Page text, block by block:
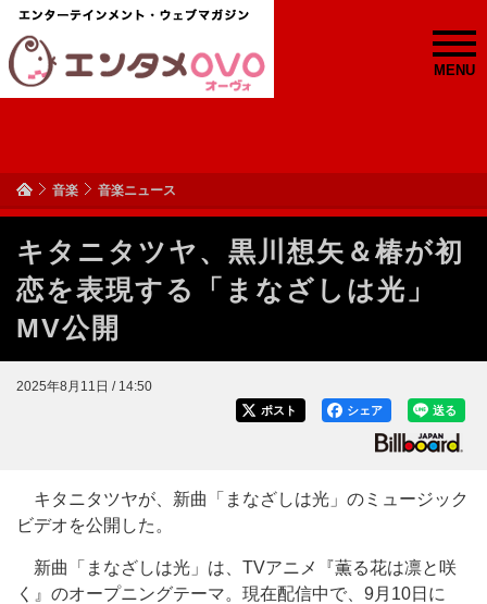
MENU
音楽 音楽ニュース
キタニタツヤ、黒川想矢＆椿が初
恋を表現する「まなざしは光」
MV公開
2025年8月11日 / 14:50
送る
シェア
ポスト
キタニタツヤが、新曲「まなざしは光」のミュージック
ビデオを公開した。
新曲「まなざしは光」は、TVアニメ『薫る花は凛と咲
く』のオープニングテーマ。現在配信中で、9月10日に